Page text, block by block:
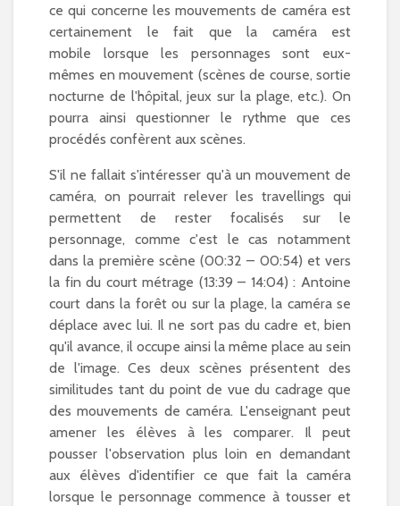
ce qui concerne les mouvements de caméra est
certainement le fait que la caméra est
mobile lorsque les personnages sont eux-
mêmes en mouvement (scènes de course, sortie
nocturne de l'hôpital, jeux sur la plage, etc.). On
pourra ainsi questionner le rythme que ces
procédés confèrent aux scènes.
S'il ne fallait s'intéresser qu'à un mouvement de
caméra, on pourrait relever les travellings qui
permettent de rester focalisés sur le
personnage, comme c'est le cas notamment
dans la première scène (00:32 – 00:54) et vers
la fin du court métrage (13:39 – 14:04) : Antoine
court dans la forêt ou sur la plage, la caméra se
déplace avec lui. Il ne sort pas du cadre et, bien
qu'il avance, il occupe ainsi la même place au sein
de l'image. Ces deux scènes présentent des
similitudes tant du point de vue du cadrage que
des mouvements de caméra. L'enseignant peut
amener les élèves à les comparer. Il peut
pousser l'observation plus loin en demandant
aux élèves d'identifier ce que fait la caméra
lorsque le personnage commence à tousser et